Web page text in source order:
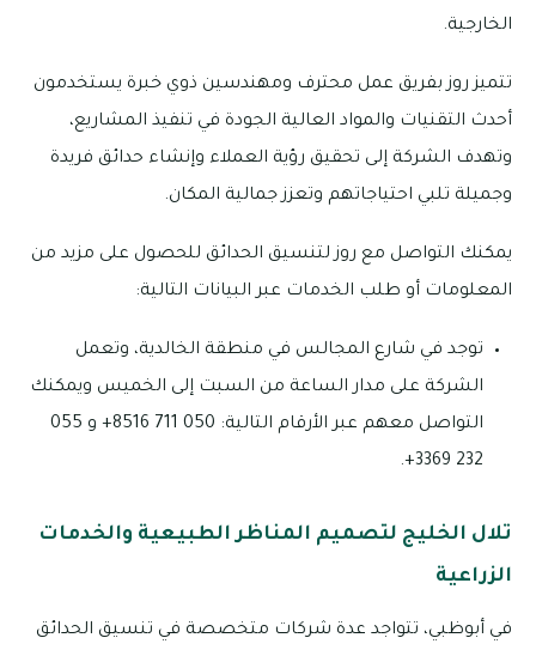
الخارجية.
تتميز روز بفريق عمل محترف ومهندسين ذوي خبرة يستخدمون
أحدث التقنيات والمواد العالية الجودة في تنفيذ المشاريع،
وتهدف الشركة إلى تحقيق رؤية العملاء وإنشاء حدائق فريدة
وجميلة تلبي احتياجاتهم وتعزز جمالية المكان.
يمكنك التواصل مع روز لتنسيق الحدائق للحصول على مزيد من
المعلومات أو طلب الخدمات عبر البيانات التالية:
توجد في شارع المجالس في منطقة الخالدية، وتعمل
الشركة على مدار الساعة من السبت إلى الخميس ويمكنك
التواصل معهم عبر الأرقام التالية: 050 711 8516+ و 055
232 3369+.
تلال الخليج لتصميم المناظر الطبيعية والخدمات
الزراعية
في أبوظبي، تتواجد عدة شركات متخصصة في تنسيق الحدائق